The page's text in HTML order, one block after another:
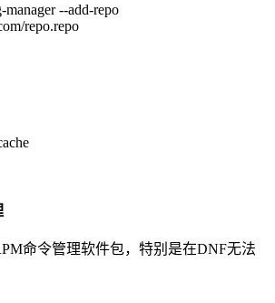
--add-repo
repo.repo
命令管理软件包，特别是在DNF无法